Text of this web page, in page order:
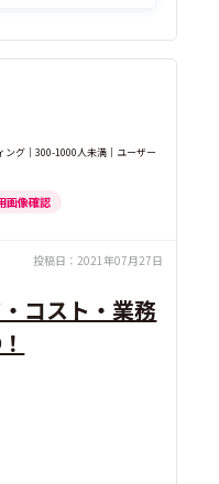
ング｜300-1000人未満｜ユーザー
画像確認
投稿日： 2021年07月27日
コスト・業務